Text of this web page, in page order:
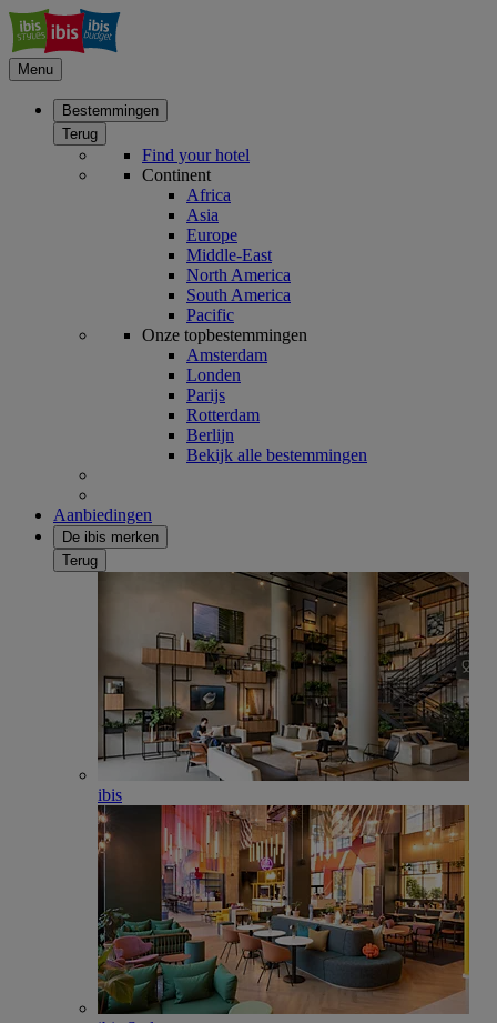
Menu
Bestemmingen
Terug
Find your hotel
Continent
Africa
Asia
Europe
Middle-East
North America
South America
Pacific
Onze topbestemmingen
Amsterdam
Londen
Parijs
Rotterdam
Berlijn
Bekijk alle bestemmingen
Aanbiedingen
De ibis merken
Terug
ibis